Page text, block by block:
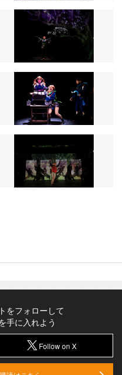
をフォローして
手に入れよう
Follow on X